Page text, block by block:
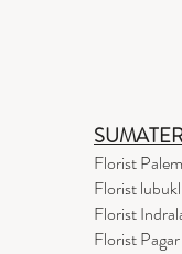
Florist
Florist
Florist
Florist